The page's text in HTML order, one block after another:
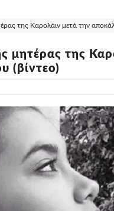
της Καρολάιν μετά την
μητέρας της
(βίντεο)